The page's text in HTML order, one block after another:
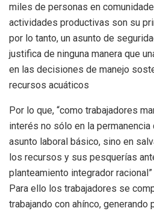
miles de personas en
actividades productivas son su
por lo tanto, un asunto de
justifica de ninguna manera que
en las decisiones de manejo
recursos acuáticos
Por lo que, “como trabajadores
interés no sólo en la permanencia
asunto laboral básico, sino en
los recursos y sus pesquerías
planteamiento integrador
Para ello los trabajadores se
trabajando con ahínco, generando